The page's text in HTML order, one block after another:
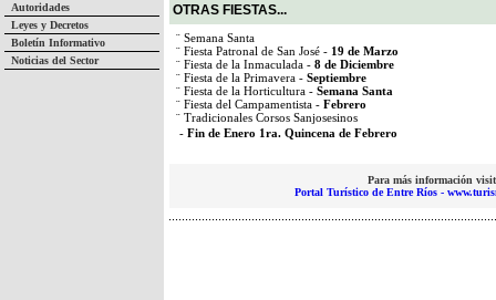
Autoridades
Leyes y Decretos
Boletín Informativo
Noticias del Sector
OTRAS FIESTAS...
¨ Semana Santa
¨ Fiesta Patronal de San José - 19 de Marzo
¨ Fiesta de la Inmaculada - 8 de Diciembre
¨ Fiesta de la Primavera - Septiembre
¨ Fiesta de la Horticultura - Semana Santa
¨ Fiesta del Campamentista - Febrero
¨ Tradicionales Corsos Sanjosesinos
- Fin de Enero 1ra. Quincena de Febrero
Para más información
Portal Turístico de Entre Ríos -